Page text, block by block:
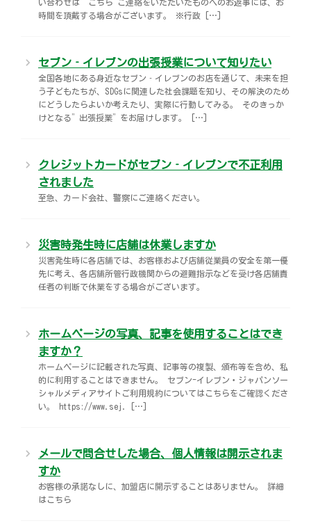
い合わせは こちら ご連絡をいただいたものへのお返事には、お
時間を頂戴する場合がございます。 ※行政 […]
セブン‐イレブンの出張授業について知りたい
全国各地にある身近なセブン‐イレブンのお店を通じて、未来を担
う子どもたちが、SDGsに関連した社会課題を知り、その解決のため
にどうしたらよいか考えたり、実際に行動してみる。 そのきっか
けとなる”出張授業”をお届けします。 […]
クレジットカードがセブン‐イレブンで不正利用
されました
至急、カード会社、警察にご連絡ください。
災害時発生時に店舗は休業しますか
災害発生時に各店舗では、お客様および店舗従業員の安全を第一優
先に考え、各店舗所管行政機関からの避難指示などを受け各店舗責
任者の判断で休業をする場合がございます。
ホームページの写真、記事を使用することはでき
ますか？
ホームページに記載された写真、記事等の複製、頒布等を含め、私
的に利用することはできません。 セブン-イレブン・ジャパンソー
シャルメディアサイトご利用規約についてはこちらをご確認くださ
い。 https://www.sej. […]
メールで問合せした場合、個人情報は開示されま
すか
お客様の承諾なしに、加盟店に開示することはありません。 詳細
はこちら